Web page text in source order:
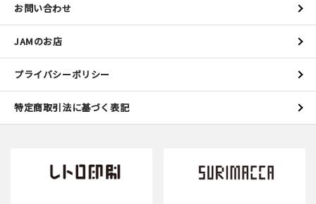
お問い合わせ
JAMのお店
プライバシーポリシー
特定商取引法に基づく表記